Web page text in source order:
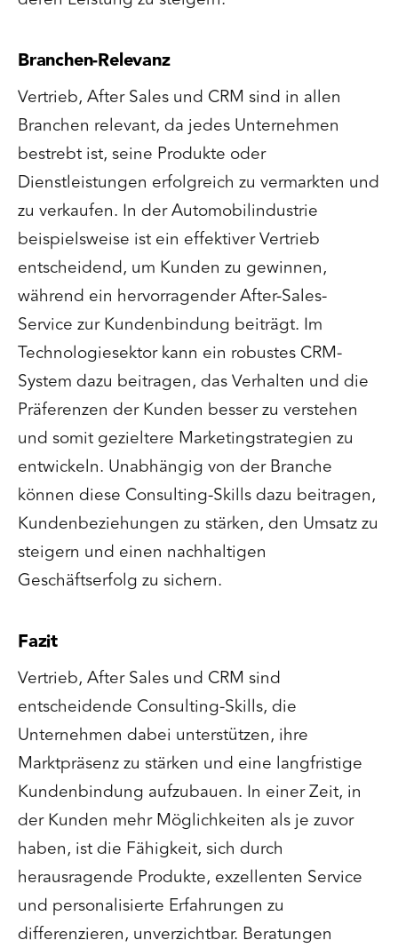
Branchen-Relevanz
Vertrieb, After Sales und CRM sind in allen
Branchen relevant, da jedes Unternehmen
bestrebt ist, seine Produkte oder
Dienstleistungen erfolgreich zu vermarkten und
zu verkaufen. In der Automobilindustrie
beispielsweise ist ein effektiver Vertrieb
entscheidend, um Kunden zu gewinnen,
während ein hervorragender After-Sales-
Service zur Kundenbindung beiträgt. Im
Technologiesektor kann ein robustes CRM-
System dazu beitragen, das Verhalten und die
Präferenzen der Kunden besser zu verstehen
und somit gezieltere Marketingstrategien zu
entwickeln. Unabhängig von der Branche
können diese Consulting-Skills dazu beitragen,
Kundenbeziehungen zu stärken, den Umsatz zu
steigern und einen nachhaltigen
Geschäftserfolg zu sichern.
Fazit
Vertrieb, After Sales und CRM sind
entscheidende Consulting-Skills, die
Unternehmen dabei unterstützen, ihre
Marktpräsenz zu stärken und eine langfristige
Kundenbindung aufzubauen. In einer Zeit, in
der Kunden mehr Möglichkeiten als je zuvor
haben, ist die Fähigkeit, sich durch
herausragende Produkte, exzellenten Service
und personalisierte Erfahrungen zu
differenzieren, unverzichtbar. Beratungen